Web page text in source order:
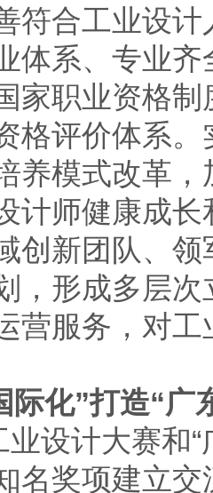
符合工业设
体系、专业
家职业资格
格评价体系
养模式改革
计师健康成
创新团队、
，形成多层
营服务，对
际化”打造“广
业设计大赛和
名奖项建立